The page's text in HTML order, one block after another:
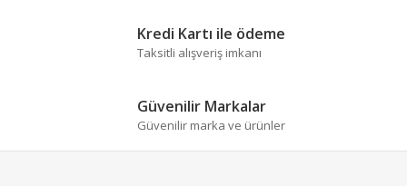
Kredi Kartı ile ödeme
Taksitli alışveriş imkanı
Güvenilir Markalar
Güvenilir marka ve ürünler